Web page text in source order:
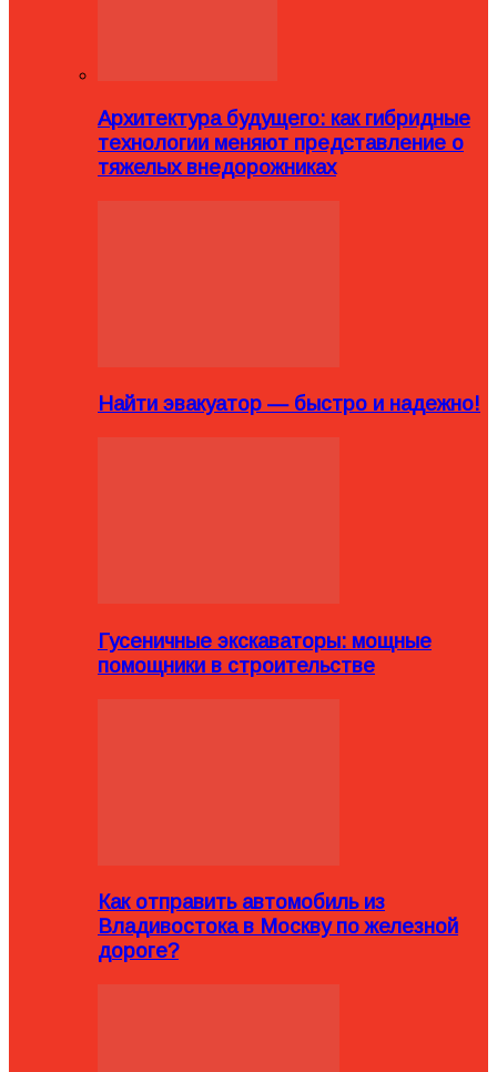
Архитектура будущего: как гибридные
технологии меняют представление о
тяжелых внедорожниках
Найти эвакуатор — быстро и надежно!
Гусеничные экскаваторы: мощные
помощники в строительстве
Как отправить автомобиль из
Владивостока в Москву по железной
дороге?